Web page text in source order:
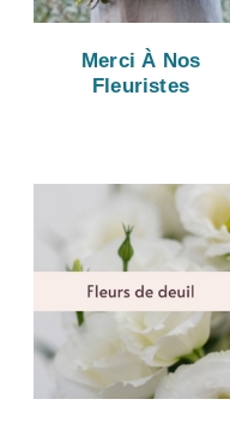
Merci À Nos
Fleuristes